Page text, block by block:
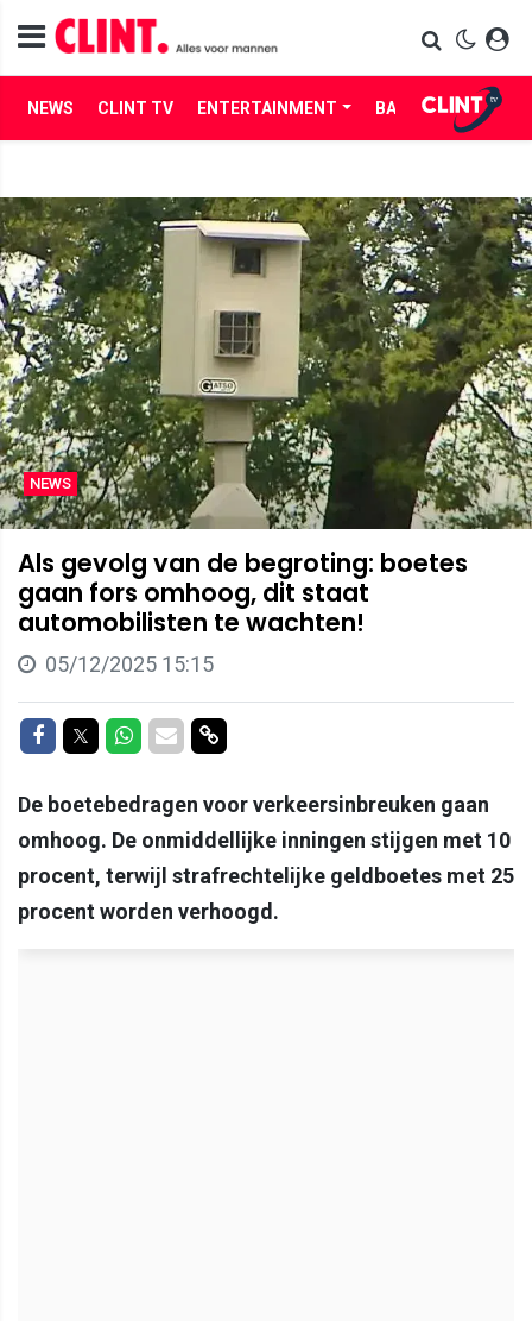
NEWS CLINT TV ENTERTAINMENT BABES LIFE
NEWS
Als gevolg van de begroting: boetes
gaan fors omhoog, dit staat
automobilisten te wachten!
05/12/2025 15:15
Delen op Facebook
Delen op Twitter
Delen op Whatsapp
Delen via Mail
Delen via link
De boetebedragen voor verkeersinbreuken gaan
omhoog. De onmiddellijke inningen stijgen met 10
procent, terwijl strafrechtelijke geldboetes met 25
procent worden verhoogd.